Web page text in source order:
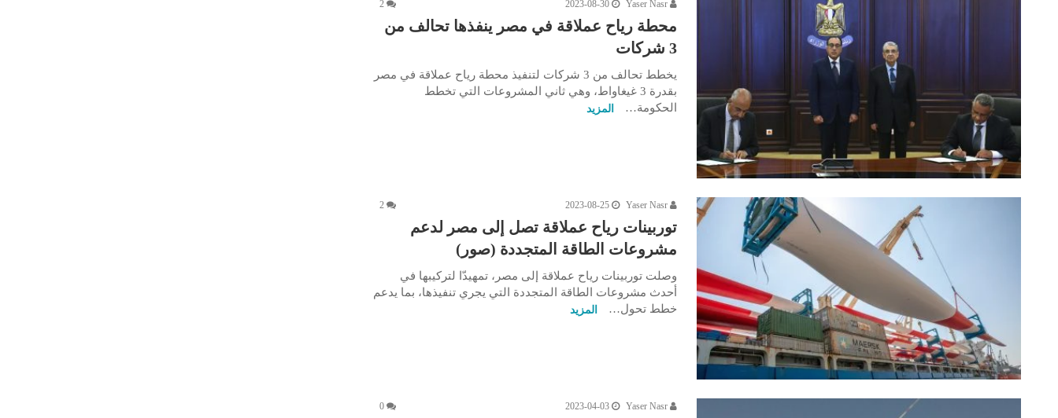
Yaser Nasr
2023-08-30
2
محطة رياح عملاقة في مصر ينفذها تحالف من
3 شركات
يخطط تحالف من 3 شركات لتنفيذ محطة رياح عملاقة في مصر
بقدرة 3 غيغاواط، وهي ثاني المشروعات التي تخطط
الحكومة…
المزيد
Yaser Nasr
2023-08-25
2
توربينات رياح عملاقة تصل إلى مصر لدعم
مشروعات الطاقة المتجددة (صور)
وصلت توربينات رياح عملاقة إلى مصر، تمهيدّا لتركيبها في
أحدث مشروعات الطاقة المتجددة التي يجري تنفيذها، بما يدعم
خطط تحول…
المزيد
Yaser Nasr
2023-04-03
0